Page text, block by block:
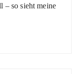
– so sieht meine